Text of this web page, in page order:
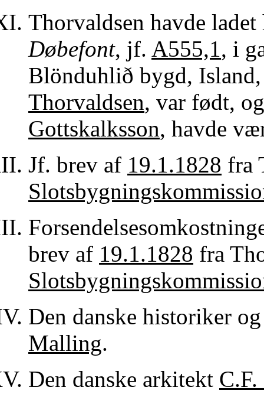
Thorvaldsen havde
Døbefont, jf. A555,1, i
Blönduhlið bygd,
Thorvaldsen, var født,
Gottskalksson, havde
Jf. brev af 19.1.1828 fra
brev af 19.1.1828 fra
Den danske historiker
Malling.
Den danske arkitekt C.F.